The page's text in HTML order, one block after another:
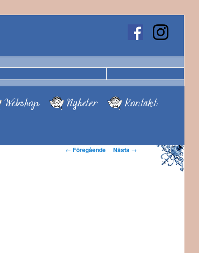
Webshop Nyheter Kontakt
Inläggsnavigering
← Föregående Nästa →